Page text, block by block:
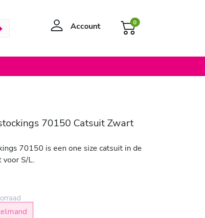
Account 0
70150 Catsuit Zwart
70150 is een one size catsuit in de
voor S/L.